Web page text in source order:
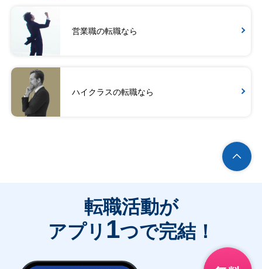
営業職の転職なら
ハイクラスの転職なら
転職活動が
アプリ 1つで完結！